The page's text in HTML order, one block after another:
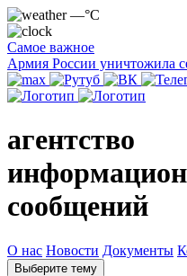
—°C
Самое важное
Армия России уничтожила
агентство
сообщений
О нас Новости Документы
Выберите тему